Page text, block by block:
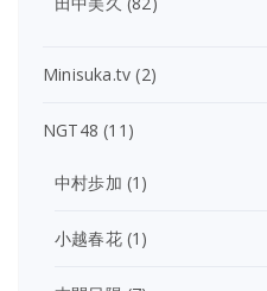
Minisuka.tv (2)
NGT48 (11)
中村歩加 (1)
小越春花(1)